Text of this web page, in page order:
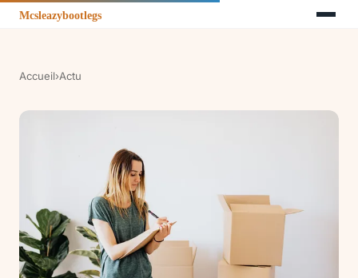
Accueil›Actu